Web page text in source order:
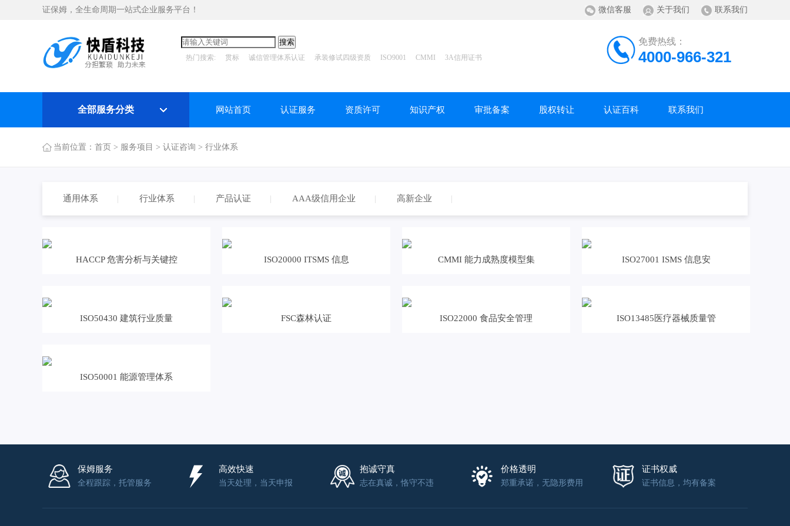
证保姆，全生命周期一站式企业服务平台！ 微信客服 关于我们 联系我们
热门搜索: 贯标 诚信管理体系认证 承装修试四级资质 ISO9001 CMMI 3A信用证书
免费热线：
4000-966-321
全部服务分类 网站首页 认证服务 资质许可 知识产权 审批备案 股权转让 认证百科 联系我们
当前位置： 首页 > 服务项目 > 认证咨询 > 行业体系
通用体系 行业体系 产品认证 AAA级信用企业 高新企业
HACCP 危害分析与关键控 ISO20000 ITSMS 信息 CMMI 能力成熟度模型集 ISO27001 ISMS 信息安
ISO50430 建筑行业质量 FSC森林认证 ISO22000 食品安全管理 ISO13485医疗器械质量管
ISO50001 能源管理体系
保姆服务
全程跟踪，托管服务
高效快速
当天处理，当天申报
抱诚守真
志在真诚，恪守不违
价格透明
郑重承诺，无隐形费用
证书权威
证书信息，均有备案